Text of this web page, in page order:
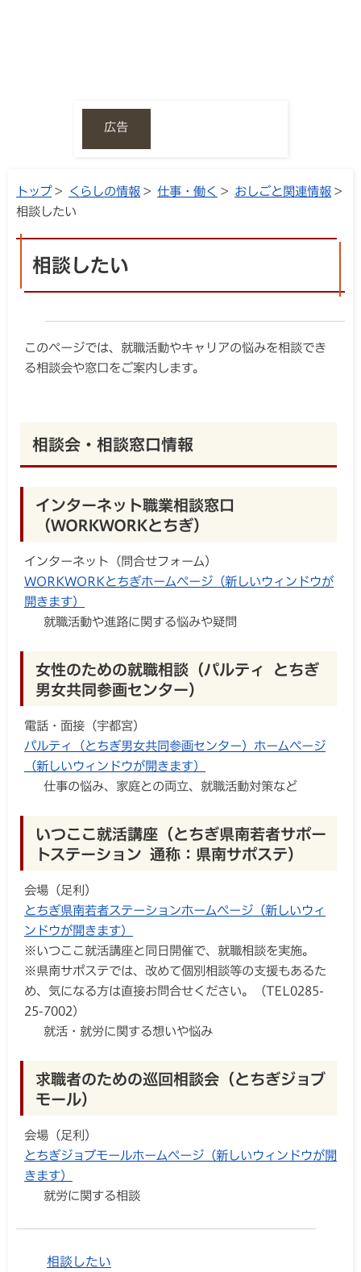
広告
トップ> くらしの情報 > 仕事・働く > おしごと関連情報 >
相談したい
相談したい
このページでは、就職活動やキャリアの悩みを相談でき
る相談会や窓口をご案内します。
相談会・相談窓口情報
インターネット職業相談窓口
（WORKWORKとちぎ）
インターネット（問合せフォーム）
WORKWORKとちぎホームページ（新しいウィンドウが
開きます）
就職活動や進路に関する悩みや疑問
女性のための就職相談（パルティ とちぎ
男女共同参画センター）
電話・面接（宇都宮）
パルティ（とちぎ男女共同参画センター）ホームページ
（新しいウィンドウが開きます）
仕事の悩み、家庭との両立、就職活動対策など
いつここ就活講座（とちぎ県南若者サポー
トステーション 通称：県南サポステ）
会場（足利）
とちぎ県南若者ステーションホームページ（新しいウィ
ンドウが開きます）
※いつここ就活講座と同日開催で、就職相談を実施。
※県南サポステでは、改めて個別相談等の支援もあるた
め、気になる方は直接お問合せください。（TEL0285-
25-7002）
就活・就労に関する想いや悩み
求職者のための巡回相談会（とちぎジョブ
モール）
会場（足利）
とちぎジョブモールホームページ（新しいウィンドウが開
きます）
就労に関する相談
相談したい